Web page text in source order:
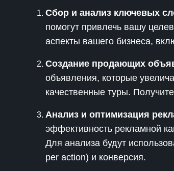
Сбор и анализ ключевых
помогут привлечь вашу
аспекты вашего бизнеса,
Создание продающих
объявления, которые
качественные туры.
Анализ и оптимизация
эффективность рекламной
Для анализа будут
per action) и конверсия.